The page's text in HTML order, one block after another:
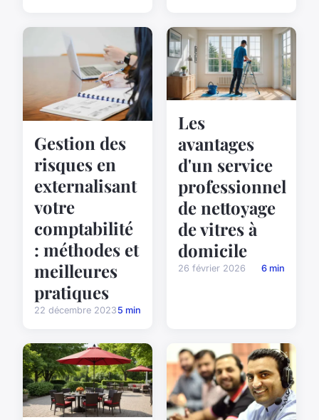
Gestion des
risques en
externalisant
votre
comptabilité
: méthodes et
meilleures
pratiques
22 décembre 2023 5 min
Les
avantages
d'un service
professionnel
de nettoyage
de vitres à
domicile
26 février 2026 6 min